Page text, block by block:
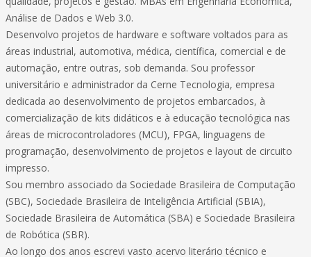
Análise de Dados e Web 3.0.
Desenvolvo projetos de hardware e software voltados para as
áreas industrial, automotiva, médica, científica, comercial e de
automação, entre outras, sob demanda. Sou professor
universitário e administrador da Cerne Tecnologia, empresa
dedicada ao desenvolvimento de projetos embarcados, à
comercialização de kits didáticos e à educação tecnológica nas
áreas de microcontroladores (MCU), FPGA, linguagens de
programação, desenvolvimento de projetos e layout de circuito
impresso.
Sou membro associado da Sociedade Brasileira de Computação
(SBC), Sociedade Brasileira de Inteligência Artificial (SBIA),
Sociedade Brasileira de Automática (SBA) e Sociedade Brasileira
de Robótica (SBR).
Ao longo dos anos escrevi vasto acervo literário técnico e